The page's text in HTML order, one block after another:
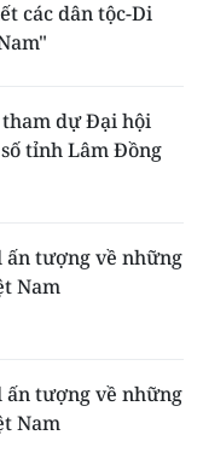
các dân tộc-Di
dự Đại hội
tỉnh Lâm Đồng
ấn tượng về những
Nam
ấn tượng về những
Nam